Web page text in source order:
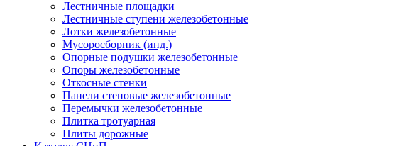
Лестничные площадки
Лестничные ступени железобетонные
Лотки железобетонные
Мусоросборник (инд.)
Опорные подушки железобетонные
Опоры железобетонные
Откосные стенки
Панели стеновые железобетонные
Перемычки железобетонные
Плитка тротуарная
Плиты дорожные